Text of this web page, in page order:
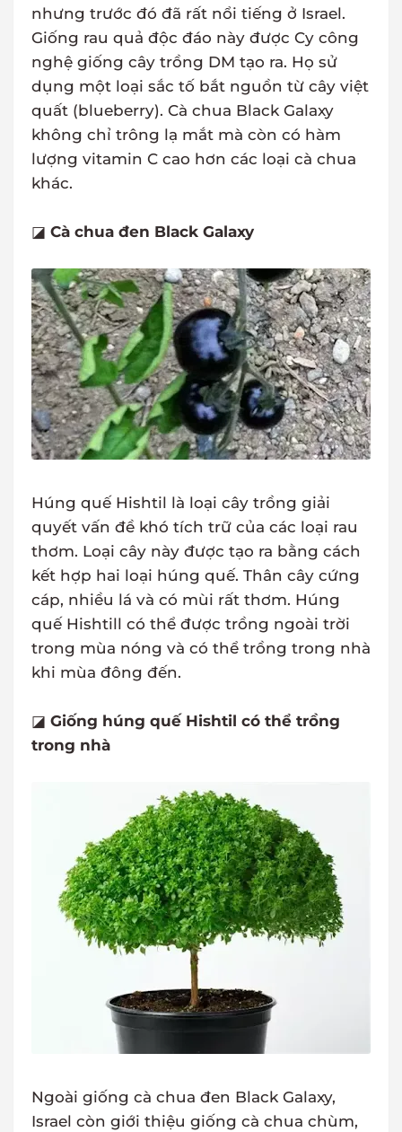
nhưng trước đó đã rất nổi tiếng ở Israel.
Giống rau quả độc đáo này được Cy công
nghệ giống cây trồng DM tạo ra. Họ sử
dụng một loại sắc tố bắt nguồn từ cây việt
quất (blueberry). Cà chua Black Galaxy
không chỉ trông lạ mắt mà còn có hàm
lượng vitamin C cao hơn các loại cà chua
khác.
◪ Cà chua đen Black Galaxy
Húng quế Hishtil là loại cây trồng giải
quyết vấn đề khó tích trữ của các loại rau
thơm. Loại cây này được tạo ra bằng cách
kết hợp hai loại húng quế. Thân cây cứng
cáp, nhiều lá và có mùi rất thơm. Húng
quế Hishtill có thể được trồng ngoài trời
trong mùa nóng và có thể trồng trong nhà
khi mùa đông đến.
◪ Giống húng quế Hishtil có thể trồng
trong nhà
Ngoài giống cà chua đen Black Galaxy,
Israel còn giới thiệu giống cà chua chùm,